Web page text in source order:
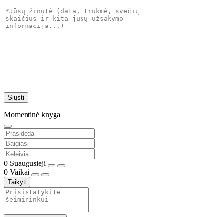
Momentinė knyga
0 Suaugusieji
0 Vaikai
Taikyti